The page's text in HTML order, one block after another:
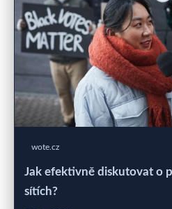
wote.cz
Jak efektivně diskutovat o
sítích?